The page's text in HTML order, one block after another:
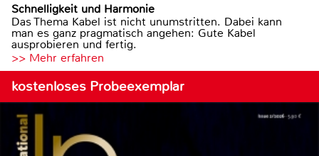
Schnelligkeit und Harmonie
Das Thema Kabel ist nicht unumstritten. Dabei kann
man es ganz pragmatisch angehen: Gute Kabel
ausprobieren und fertig.
>> Mehr erfahren
kostenloses Probeexemplar